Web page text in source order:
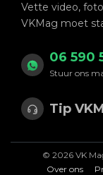
Vette video,
VKMag moet
06 590
Stuur ons
Tip
© 2026 VK
Over ons